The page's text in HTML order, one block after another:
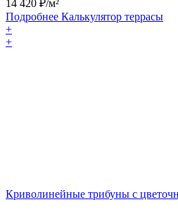
14 420 ₽/м²
Подробнее Калькулятор террасы
+
+
Криволинейные трибуны с